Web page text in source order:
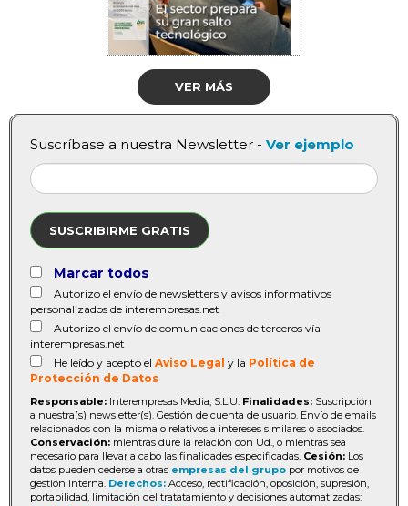
VER MÁS
Suscríbase a nuestra Newsletter - Ver ejemplo
SUSCRIBIRME GRATIS
Marcar todos
Autorizo el envío de newsletters y avisos informativos
personalizados de interempresas.net
Autorizo el envío de comunicaciones de terceros vía
interempresas.net
He leído y acepto el Aviso Legal y la Política de
Protección de Datos
Responsable: Interempresas Media, S.L.U. Finalidades: Suscripción
a nuestra(s) newsletter(s). Gestión de cuenta de usuario. Envío de emails
relacionados con la misma o relativos a intereses similares o asociados.
Conservación: mientras dure la relación con Ud., o mientras sea
necesario para llevar a cabo las finalidades especificadas. Cesión: Los
datos pueden cederse a otras empresas del grupo por motivos de
gestión interna. Derechos: Acceso, rectificación, oposición, supresión,
portabilidad, limitación del tratatamiento y decisiones automatizadas: